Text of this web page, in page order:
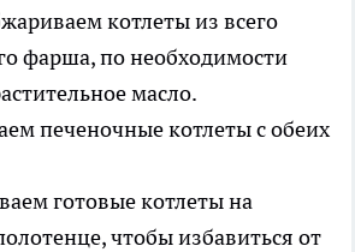
котлеты из всего
фарша, по необходимости
масло.
готовые котлеты на
чтобы избавиться от